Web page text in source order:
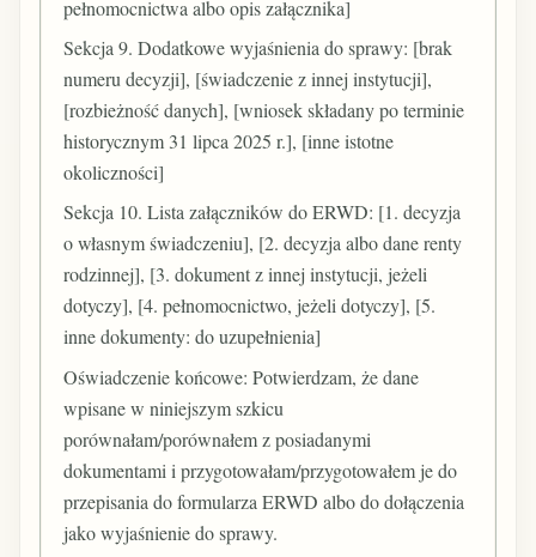
pełnomocnictwa albo opis załącznika]
Sekcja 9. Dodatkowe wyjaśnienia do sprawy: [brak
numeru decyzji], [świadczenie z innej instytucji],
[rozbieżność danych], [wniosek składany po terminie
historycznym 31 lipca 2025 r.], [inne istotne
okoliczności]
Sekcja 10. Lista załączników do ERWD: [1. decyzja
o własnym świadczeniu], [2. decyzja albo dane renty
rodzinnej], [3. dokument z innej instytucji, jeżeli
dotyczy], [4. pełnomocnictwo, jeżeli dotyczy], [5.
inne dokumenty: do uzupełnienia]
Oświadczenie końcowe: Potwierdzam, że dane
wpisane w niniejszym szkicu
porównałam/porównałem z posiadanymi
dokumentami i przygotowałam/przygotowałem je do
przepisania do formularza ERWD albo do dołączenia
jako wyjaśnienie do sprawy.